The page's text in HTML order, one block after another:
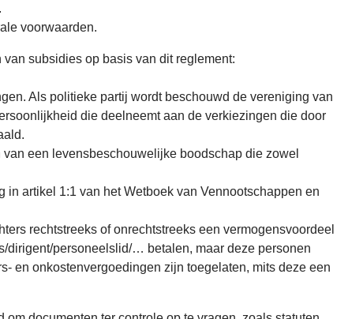
voorwaarden.
subsidies op basis van dit reglement:
Als politieke partij wordt beschouwd de vereniging van
die deelneemt aan de verkiezingen die door
een levensbeschouwelijke boodschap die zowel
artikel 1:1 van het Wetboek van Vennootschappen en
rechtstreeks of onrechtstreeks een vermogensvoordeel
dirigent/personeelslid/… betalen, maar deze personen
en onkostenvergoedingen zijn toegelaten, mits deze een